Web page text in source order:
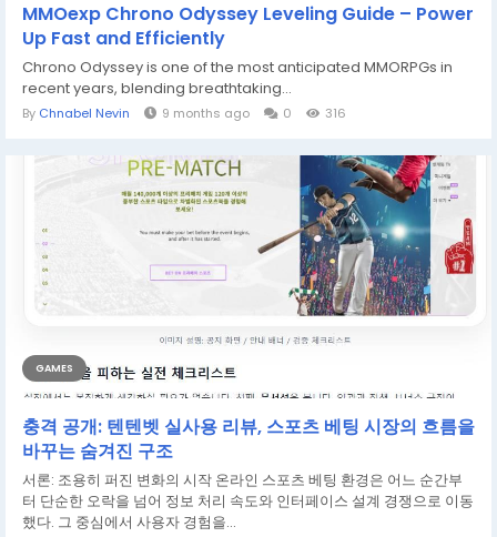
MMOexp Chrono Odyssey Leveling Guide – Power
Up Fast and Efficiently
Chrono Odyssey is one of the most anticipated MMORPGs in
recent years, blending breathtaking...
By Chnabel Nevin 9 months ago 0 316
GAMES
충격 공개: 텐텐벳 실사용 리뷰, 스포츠 베팅 시장의 흐름을
바꾸는 숨겨진 구조
서론: 조용히 퍼진 변화의 시작 온라인 스포츠 베팅 환경은 어느 순간부
터 단순한 오락을 넘어 정보 처리 속도와 인터페이스 설계 경쟁으로 이동
했다. 그 중심에서 사용자 경험을...